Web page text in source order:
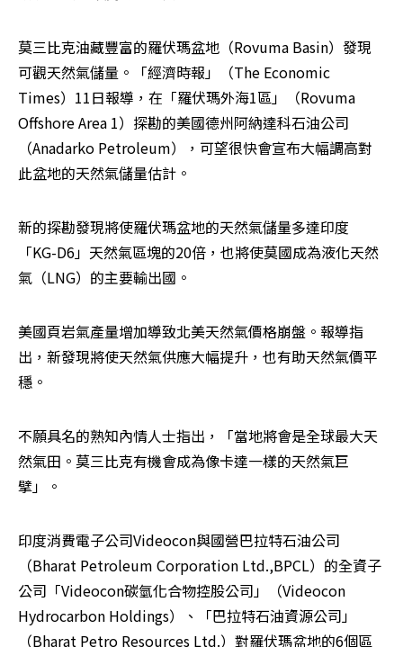
莫三比克油藏豐富的羅伏瑪盆地（Rovuma Basin）發現
可觀天然氣儲量。「經濟時報」（The Economic
Times）11日報導，在「羅伏瑪外海1區」（Rovuma
Offshore Area 1）探勘的美國德州阿納達科石油公司
（Anadarko Petroleum），可望很快會宣布大幅調高對
此盆地的天然氣儲量估計。
新的探勘發現將使羅伏瑪盆地的天然氣儲量多達印度
「KG-D6」天然氣區塊的20倍，也將使莫國成為液化天然
氣（LNG）的主要輸出國。
美國頁岩氣產量增加導致北美天然氣價格崩盤。報導指
出，新發現將使天然氣供應大幅提升，也有助天然氣價平
穩。
不願具名的熟知內情人士指出，「當地將會是全球最大天
然氣田。莫三比克有機會成為像卡達一樣的天然氣巨
擘」。
印度消費電子公司Videocon與國營巴拉特石油公司
（Bharat Petroleum Corporation Ltd.,BPCL）的全資子
公司「Videocon碳氫化合物控股公司」（Videocon
Hydrocarbon Holdings）、「巴拉特石油資源公司」
（Bharat Petro Resources Ltd.）對羅伏瑪盆地的6個區